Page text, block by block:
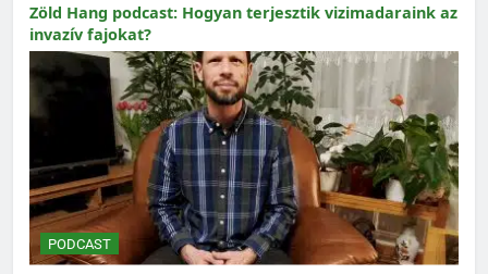
Zöld Hang podcast: Hogyan terjesztik vizimadaraink az
invazív fajokat?
PODCAST